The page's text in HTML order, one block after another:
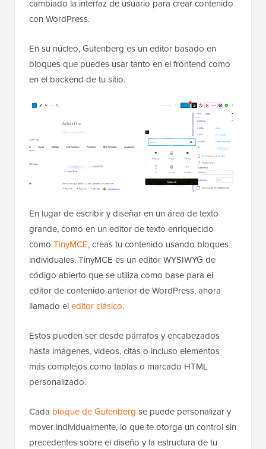
cambiado la interfaz de usuario para crear contenido
con WordPress.
En su núcleo, Gutenberg es un editor basado en
bloques que puedes usar tanto en el frontend como
en el backend de tu sitio.
En lugar de escribir y diseñar en un área de texto
grande, como en un editor de texto enriquecido
como TinyMCE, creas tu contenido usando bloques
individuales. TinyMCE es un editor WYSIWYG de
código abierto que se utiliza como base para el
editor de contenido anterior de WordPress, ahora
llamado eleditor clásico.
Estos pueden ser desde párrafos y encabezados
hasta imágenes, videos, citas o incluso elementos
más complejos como tablas o marcado HTML
personalizado.
Cada bloque de Gutenberg se puede personalizar y
mover individualmente, lo que te otorga un control sin
precedentes sobre el diseño y la estructura de tu